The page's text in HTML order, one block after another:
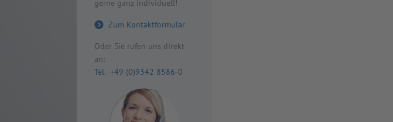
gerne ganz individuell!
Zum Kontaktformular
Oder Sie rufen uns direkt
an:
Tel. +49 (0)9342 8586-0